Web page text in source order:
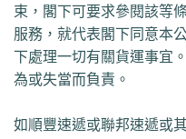
束，閣下可要求參閱該等
服務，就代表閣下同意本
下處理一切有關貨運事宜
為或失當而負責。
如順豐速遞或聯邦速遞或